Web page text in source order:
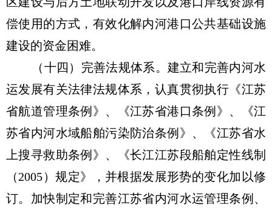
偿使用的方式，有效化解内河港口公共基础设施
建设的资金困难。
（十四）完善法规体系。建立和完善内河水
运发展有关法律法规体系，认真贯彻执行《江苏
省航道管理条例》、《江苏省港口条例》、《江
苏省内河水域船舶污染防治条例》、《江苏省水
上搜寻救助条例》、《长江江苏段船舶定性线制
（2005）规定》，并根据发展形势的变化加以修
订。加快制定和完善江苏省内河水运管理条例、